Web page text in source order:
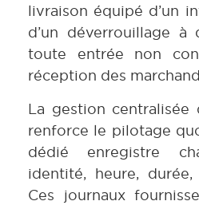
livraison équipé d’un
d’un déverrouillage à
toute entrée non
réception des
La gestion centralisée
renforce le pilotage
dédié enregistre
identité, heure,
Ces journaux